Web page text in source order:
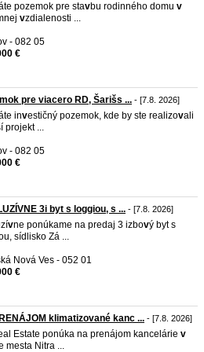
pozemok pre stavbu rodinného domu v
vzdialenosti ...
- 082 05
€
pre viacero RD, Šarišs ... - [7.8. 2026]
investičný pozemok, kde by ste realizovali
projekt ...
- 082 05
€
3i byt s loggiou, s ... - [7.8. 2026]
vne ponúkame na predaj 3 izbový byt s
sídlisko Zá ...
Nová Ves - 052 01
€
klimatizované kanc ... - [7.8. 2026]
Estate ponúka na prenájom kancelárie v
mesta Nitra ...